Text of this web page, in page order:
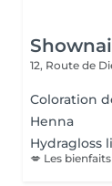
12, Route de
Coloration
Henna
Hydragloss